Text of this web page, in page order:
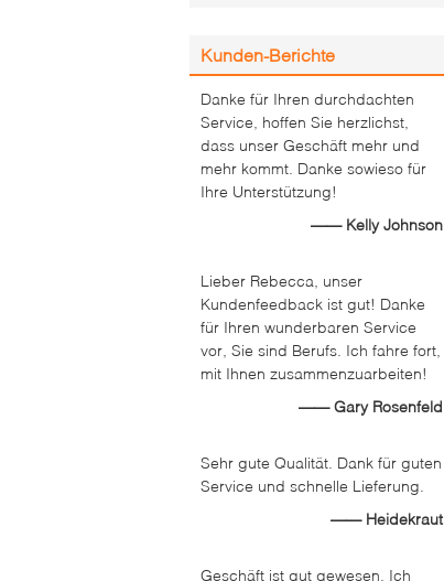
Kunden-Berichte
Danke für Ihren durchdachten
Service, hoffen Sie herzlichst,
dass unser Geschäft mehr und
mehr kommt. Danke sowieso für
Ihre Unterstützung!
—— Kelly Johnson
Lieber Rebecca, unser
Kundenfeedback ist gut! Danke
für Ihren wunderbaren Service
vor, Sie sind Berufs. Ich fahre fort,
mit Ihnen zusammenzuarbeiten!
—— Gary Rosenfeld
Sehr gute Qualität. Dank für guten
Service und schnelle Lieferung.
—— Heidekraut
Geschäft ist gut gewesen. Ich